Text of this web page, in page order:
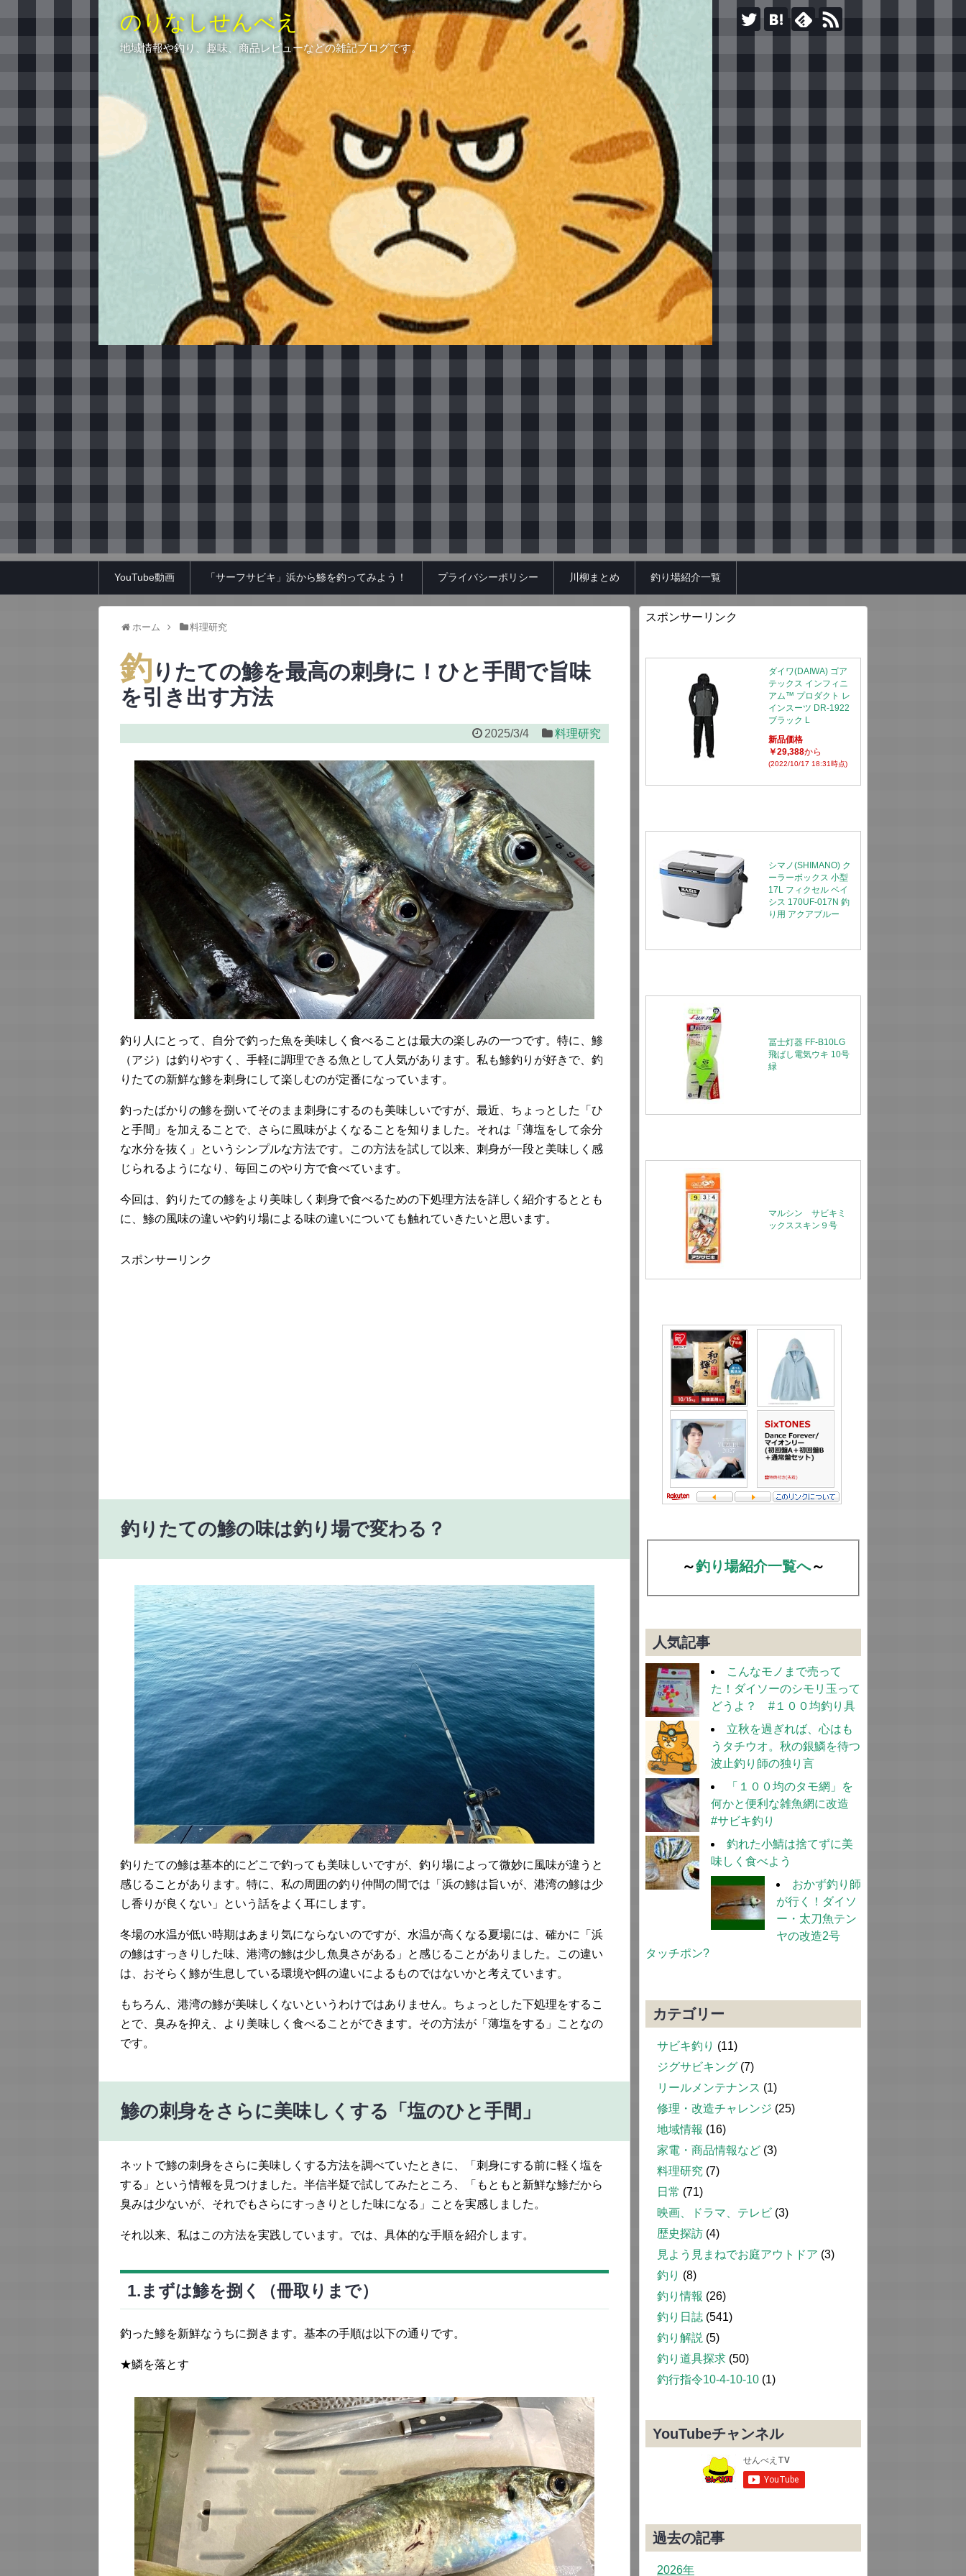
のりなしせんべえ
地域情報や釣り、趣味、商品レビューなどの雑記ブログです。
YouTube動画 「サーフサビキ」浜から鯵を釣ってみよう！ プライバシーポリシー 川柳まとめ 釣り場紹介一覧
ホーム 料理研究
釣 りたての鯵を最高の刺身に！ひと手間で旨味
を引き出す方法
2025/3/4 料理研究
釣り人にとって、自分で釣った魚を美味しく食べることは最大の楽しみの一つです。特に、鯵
（アジ）は釣りやすく、手軽に調理できる魚として人気があります。私も鯵釣りが好きで、釣
りたての新鮮な鯵を刺身にして楽しむのが定番になっています。
釣ったばかりの鯵を捌いてそのまま刺身にするのも美味しいですが、最近、ちょっとした「ひ
と手間」を加えることで、さらに風味がよくなることを知りました。それは「薄塩をして余分
な水分を抜く」というシンプルな方法です。この方法を試して以来、刺身が一段と美味しく感
じられるようになり、毎回このやり方で食べています。
今回は、釣りたての鯵をより美味しく刺身で食べるための下処理方法を詳しく紹介するととも
に、鯵の風味の違いや釣り場による味の違いについても触れていきたいと思います。
スポンサーリンク
釣りたての鯵の味は釣り場で変わる？
釣りたての鯵は基本的にどこで釣っても美味しいですが、釣り場によって微妙に風味が違うと
感じることがあります。特に、私の周囲の釣り仲間の間では「浜の鯵は旨いが、港湾の鯵は少
し香りが良くない」という話をよく耳にします。
冬場の水温が低い時期はあまり気にならないのですが、水温が高くなる夏場には、確かに「浜
の鯵はすっきりした味、港湾の鯵は少し魚臭さがある」と感じることがありました。この違い
は、おそらく鯵が生息している環境や餌の違いによるものではないかと考えています。
もちろん、港湾の鯵が美味しくないというわけではありません。ちょっとした下処理をするこ
とで、臭みを抑え、より美味しく食べることができます。その方法が「薄塩をする」ことなの
です。
鯵の刺身をさらに美味しくする「塩のひと手間」
ネットで鯵の刺身をさらに美味しくする方法を調べていたときに、「刺身にする前に軽く塩を
する」という情報を見つけました。半信半疑で試してみたところ、「もともと新鮮な鯵だから
臭みは少ないが、それでもさらにすっきりとした味になる」ことを実感しました。
それ以来、私はこの方法を実践しています。では、具体的な手順を紹介します。
1.まずは鯵を捌く（冊取りまで）
釣った鯵を新鮮なうちに捌きます。基本の手順は以下の通りです。
★鱗を落とす
スポンサーリンク
ダイワ(DAIWA) ゴア
テックス インフィニ
アム™ プロダクト レ
インスーツ DR-1922
ブラック L
新品価格
￥29,388から
(2022/10/17 18:31時点)
シマノ(SHIMANO) ク
ーラーボックス 小型
17L フィクセル ベイ
シス 170UF-017N 釣
り用 アクアブルー
冨士灯器 FF-B10LG
飛ばし電気ウキ 10号
緑
マルシン サビキミ
ックススキン９号
～釣り場紹介一覧へ～
人気記事
こんなモノまで売って
た！ダイソーのシモリ玉って
どうよ？ #１００均釣り具
立秋を過ぎれば、心はも
うタチウオ。秋の銀鱗を待つ
波止釣り師の独り言
「１００均のタモ網」を
何かと便利な雑魚網に改造
#サビキ釣り
釣れた小鯖は捨てずに美
味しく食べよう
おかず釣り師
が行く！ダイソ
ー・太刀魚テン
ヤの改造2号
タッチポン?
カテゴリー
サビキ釣り (11)
ジグサビキング (7)
リールメンテナンス (1)
修理・改造チャレンジ (25)
地域情報 (16)
家電・商品情報など (3)
料理研究 (7)
日常 (71)
映画、ドラマ、テレビ (3)
歴史探訪 (4)
見よう見まねでお庭アウトドア (3)
釣り (8)
釣り情報 (26)
釣り日誌 (541)
釣り解説 (5)
釣り道具探求 (50)
釣行指令10-4-10-10 (1)
YouTubeチャンネル
過去の記事
2026年